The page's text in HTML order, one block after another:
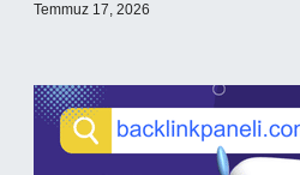
Temmuz 17, 2026